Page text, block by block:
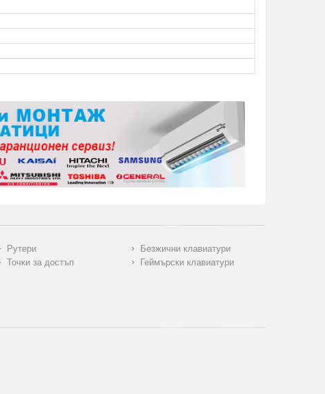
Рутери
Точки за достъп
Безжични клавиатури
Геймърски клавиатури